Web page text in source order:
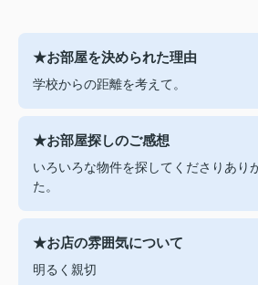
★お部屋を決められた理由
学校からの距離を考えて。
★お部屋探しのご感想
いろいろな物件を探してくださりあり
た。
★お店の雰囲気について
明るく親切